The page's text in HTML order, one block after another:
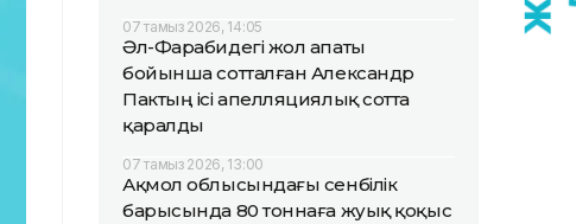
07 тамыз 2026, 14:05
Әл-Фарабидегі жол апаты
бойынша сотталған Александр
Пактың ісі апелляциялық сотта
қаралды
07 тамыз 2026, 13:00
Ақмол облысындағы сенбілік
барысында 80 тоннаға жуық қоқыс